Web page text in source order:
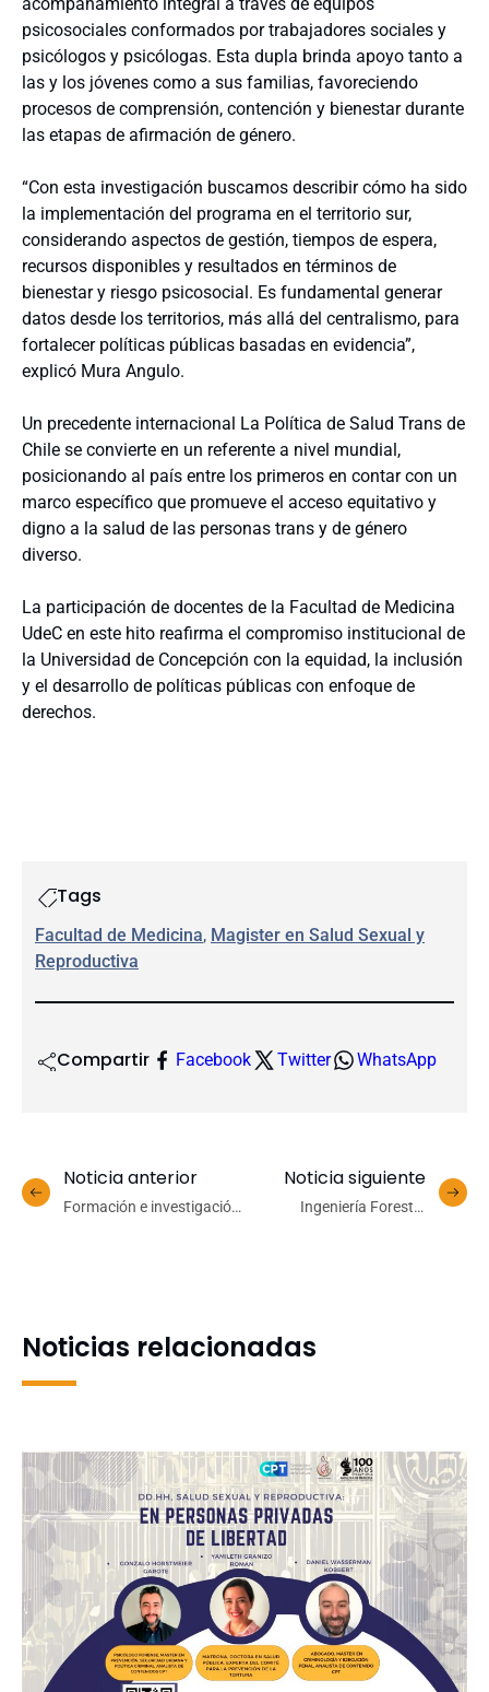
acompañamiento integral a través de equipos
psicosociales conformados por trabajadores sociales y
psicólogos y psicólogas. Esta dupla brinda apoyo tanto a
las y los jóvenes como a sus familias, favoreciendo
procesos de comprensión, contención y bienestar durante
las etapas de afirmación de género.
“Con esta investigación buscamos describir cómo ha sido
la implementación del programa en el territorio sur,
considerando aspectos de gestión, tiempos de espera,
recursos disponibles y resultados en términos de
bienestar y riesgo psicosocial. Es fundamental generar
datos desde los territorios, más allá del centralismo, para
fortalecer políticas públicas basadas en evidencia”,
explicó Mura Angulo.
Un precedente internacional La Política de Salud Trans de
Chile se convierte en un referente a nivel mundial,
posicionando al país entre los primeros en contar con un
marco específico que promueve el acceso equitativo y
digno a la salud de las personas trans y de género
diverso.
La participación de docentes de la Facultad de Medicina
UdeC en este hito reafirma el compromiso institucional de
la Universidad de Concepción con la equidad, la inclusión
y el desarrollo de políticas públicas con enfoque de
derechos.
Tags
Facultad de Medicina, Magister en Salud Sexual y
Reproductiva
Compartir Facebook Twitter WhatsApp
Noticia anterior
Formación e investigación
Noticia siguiente
Ingeniería Forestal
Noticias relacionadas